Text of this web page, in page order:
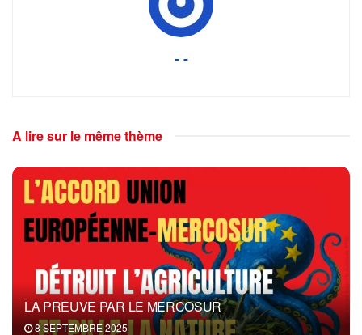
- -
A lire sur le même thème
LA PREUVE PAR LE MERCOSUR
8 SEPTEMBRE 2025